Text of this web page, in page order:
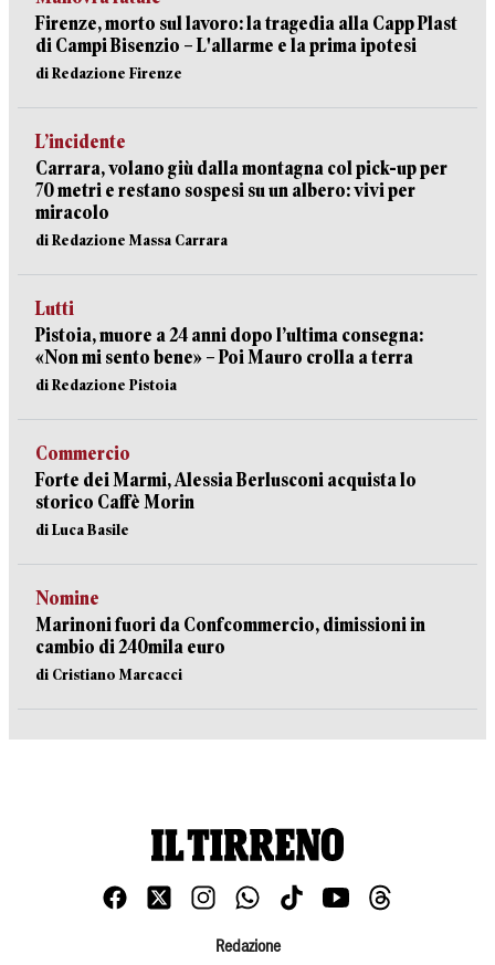
Firenze, morto sul lavoro: la tragedia alla Capp Plast
di Campi Bisenzio – L'allarme e la prima ipotesi
di Redazione Firenze
L’incidente
Carrara, volano giù dalla montagna col pick-up per
70 metri e restano sospesi su un albero: vivi per
miracolo
di Redazione Massa Carrara
Lutti
Pistoia, muore a 24 anni dopo l’ultima consegna:
«Non mi sento bene» – Poi Mauro crolla a terra
di Redazione Pistoia
Commercio
Forte dei Marmi, Alessia Berlusconi acquista lo
storico Caffè Morin
di Luca Basile
Nomine
Marinoni fuori da Confcommercio, dimissioni in
cambio di 240mila euro
di Cristiano Marcacci
Redazione